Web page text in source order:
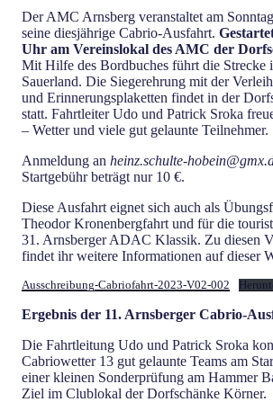
Der AMC Arnsberg veranstaltet am
seine diesjährige Cabrio-Ausfahrt.
Uhr am Vereinslokal des AMC der
Mit Hilfe des Bordbuches führt die Strecke
Sauerland. Die Siegerehrung mit der
und Erinnerungsplaketten findet in der
statt. Fahrtleiter Udo und Patrick Sroka
– Wetter und viele gut gelaunte Teilnehmer.
Anmeldung an heinz.schulte-
Startgebühr beträgt nur 10 €.
Diese Ausfahrt eignet sich auch als
Theodor Kronenbergfahrt und für die
31. Arnsberger ADAC Klassik. Zu diesen
findet ihr weitere Informationen auf dieser
Ausschreibung-Cabriofahrt-2023-V02-002
Ergebnis der 11. Arnsberger Cabrio-
Die Fahrtleitung Udo und Patrick Sroka
Cabriowetter 13 gut gelaunte Teams am
einer kleinen Sonderprüfung am Hammer
Ziel im Clublokal der Dorfschänke Körner.